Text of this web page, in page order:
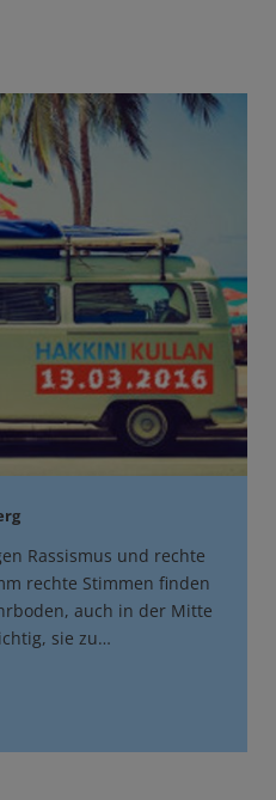
Rassismus und rechte
rechte Stimmen finden
auch in der Mitte
sie zu…